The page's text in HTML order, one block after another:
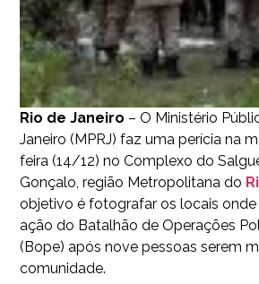
Rio de Janeiro – O Ministério
Janeiro (MPRJ) faz uma perícia na
feira (14/12) no Complexo do
Gonçalo, região Metropolitana do
objetivo é fotografar os locais
ação do Batalhão de Operações
(Bope) após nove pessoas serem
comunidade.